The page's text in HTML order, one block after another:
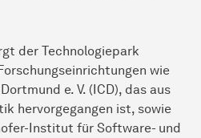
der Technologiepark
wie
e. V. (ICD), das aus
hervorgegangen ist, sowie
Institut für Software- und